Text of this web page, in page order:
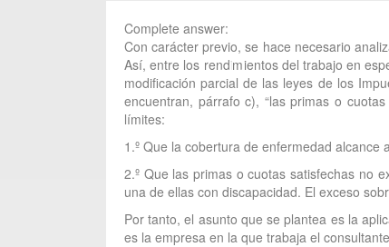
Complete answer:
Con carácter previo, se hace necesario
Así, entre los rendimientos del trabajo en
modificación parcial de las leyes de los
encuentran, párrafo c), “las primas o
límites:
1.º Que la cobertura de enfermedad
2.º Que las primas o cuotas satisfechas no
una de ellas con discapacidad. El exceso
Por tanto, el asunto que se plantea es la
es la empresa en la que trabaja el